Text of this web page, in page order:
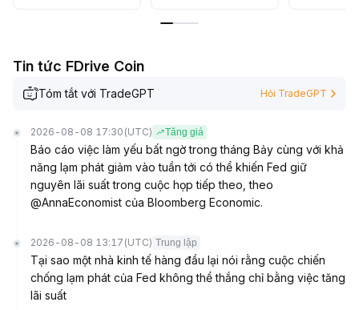
Tin tức FDrive Coin
Tóm tắt với TradeGPT Hỏi TradeGPT
2026-08-08 17:30 (UTC) Tăng giá
Báo cáo việc làm yếu bất ngờ trong tháng Bảy cùng với khả
năng lạm phát giảm vào tuần tới có thể khiến Fed giữ
nguyên lãi suất trong cuộc họp tiếp theo, theo
@AnnaEconomist của Bloomberg Economic.
2026-08-08 13:17 (UTC) Trung lập
Tại sao một nhà kinh tế hàng đầu lại nói rằng cuộc chiến
chống lạm phát của Fed không thể thắng chỉ bằng việc tăng
lãi suất